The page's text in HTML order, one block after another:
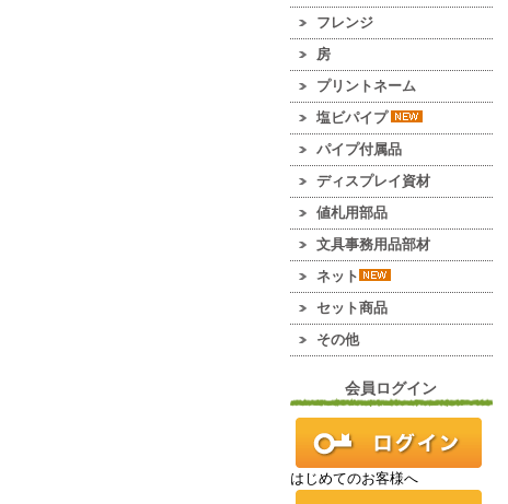
フレンジ
房
プリントネーム
塩ビパイプ
パイプ付属品
ディスプレイ資材
値札用部品
文具事務用品部材
ネット
セット商品
その他
会員ログイン
はじめてのお客様へ